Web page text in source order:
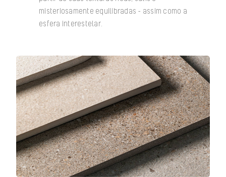
misteriosamente equilibradas – assim como a
esfera interestelar.